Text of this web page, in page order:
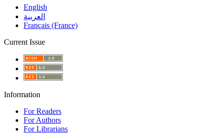
English
العربية
Français (France)
Current Issue
Information
For Readers
For Authors
For Librarians